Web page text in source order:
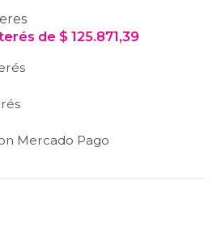
de $ 125.871,39
Mercado Pago